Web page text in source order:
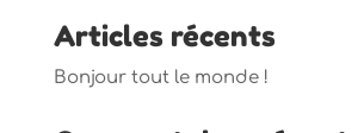
Articles récents
Bonjour tout le monde !